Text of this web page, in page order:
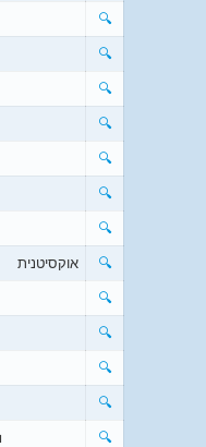
🔍
🔍
🔍
🔍
🔍
🔍
🔍
אוקסיטנית 🔍
🔍
🔍
🔍
🔍
🔍